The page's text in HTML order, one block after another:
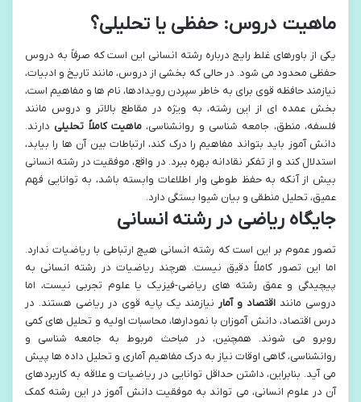
ماهیت دروس: حفظی یا تحلیلی؟
یکی از باورهای غلط رایج درباره رشته انسانی این است که صرفاً به دروس
حفظی محدود می شود. در حالی که بخشی از دروس، مانند تاریخ و ادبیات،
نیازمند حافظه قوی برای به خاطر سپردن رویدادها، نام ها و مفاهیم است،
بخش عمده ای از این رشته، به ویژه در مقاطع بالاتر و دروس مانند
فلسفه، منطق، جامعه شناسی و روانشناسی، ماهیت کاملاً تحلیلی دارند.
دانش آموز باید بتواند مفاهیم را درک کند، ارتباطات بین آن ها را بیابد،
استدلال کند و از تفکر نقادانه بهره ببرد. در واقع، موفقیت در رشته انسانی
بیش از آنکه به حفظ طوطی وار اطلاعات وابسته باشد، به توانایی فهم
عمیق، تحلیل منطقی و بیان شیوا بستگی دارد.
جایگاه ریاضی در رشته انسانی
تصور عموم بر این است که رشته انسانی هیچ ارتباطی با ریاضیات ندارد.
اما این تصور کاملاً دقیق نیست. هرچند ریاضیات در رشته انسانی به
پیچیدگی و عمق رشته های ریاضی-فیزیک یا علوم تجربی نیست، اما
دروسی مانند اقتصاد و آمار نیازمند یک پایه قوی در ریاضی هستند. در
درس اقتصاد، دانش آموزان با نمودارها، محاسبات اولیه و تحلیل های کمی
روبرو می شوند. همچنین، در مباحث مربوط به جامعه شناسی و
روانشناسی، گاهی اوقات نیاز به درک مفاهیم آماری و تحلیل داده ها پیش
می آید. بنابراین، داشتن حداقل توانایی در ریاضیات و علاقه به کاربردهای
آن در علوم انسانی، می تواند به موفقیت دانش آموز در این رشته کمک